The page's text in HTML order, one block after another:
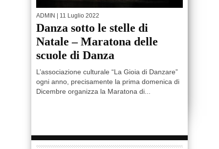
ADMIN | 11 Luglio 2022
Danza sotto le stelle di
Natale – Maratona delle
scuole di Danza
L’associazione culturale “La Gioia di Danzare”
ogni anno, precisamente la prima domenica di
Dicembre organizza la Maratona di...